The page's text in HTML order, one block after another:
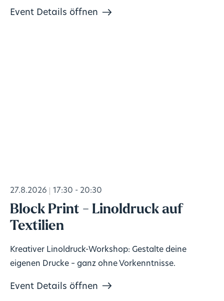
Event Details öffnen
27.8.2026 17:30 - 20:30
Block Print - Linoldruck auf
Textilien
Kreativer Linoldruck-Workshop: Gestalte deine
eigenen Drucke – ganz ohne Vorkenntnisse.
Event Details öffnen